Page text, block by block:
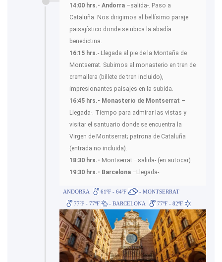
14:00 hrs.- Andorra –salida-. Paso a
Cataluña. Nos dirigimos al bellísimo paraje
paisajístico donde se ubica la abadía
benedictina.
16:15 hrs.- Llegada al pie de la Montaña de
Montserrat. Subimos al monasterio en tren de
cremallera (billete de tren incluido),
impresionantes paisajes en la subida.
16:45 hrs.- Monasterio de Montserrat –
Llegada-. Tiempo para admirar las vistas y
visitar el santuario donde se encuentra la
Virgen de Montserrat; patrona de Cataluña
(entrada no incluida).
18:30 hrs.- Montserrat –salida- (en autocar).
19:30 hrs.- Barcelona –Llegada-.
ANDORRA 61ºF - 64ºF
- MONTSERRAT
77ºF - 77ºF
- BARCELONA 77ºF - 82ºF